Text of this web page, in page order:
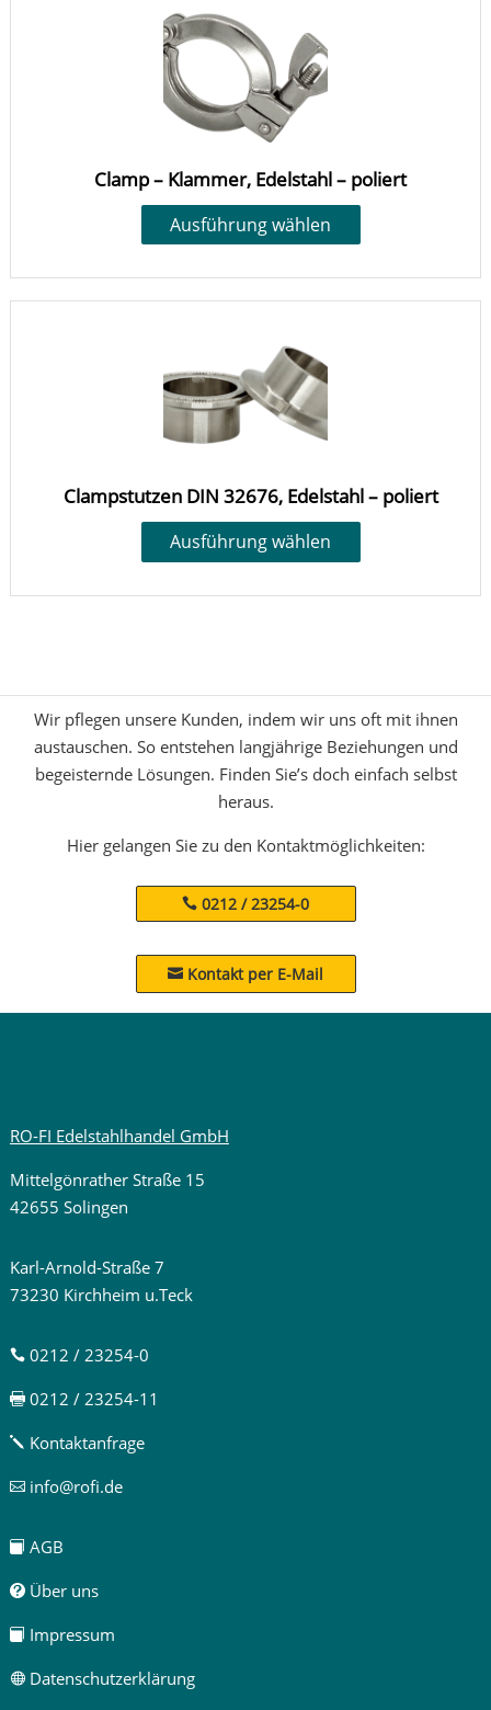
Clamp – Klammer, Edelstahl – poliert
Ausführung wählen
Clampstutzen DIN 32676, Edelstahl – poliert
Ausführung wählen
Wir pflegen unsere Kunden, indem wir uns oft mit ihnen
austauschen. So entstehen langjährige Beziehungen und
begeisternde Lösungen. Finden Sie’s doch einfach selbst
heraus.
Hier gelangen Sie zu den Kontaktmöglichkeiten:
0212 / 23254-0
 Kontakt per E-Mail
RO-FI Edelstahlhandel GmbH
Mittelgönrather Straße 15
42655 Solingen
Karl-Arnold-Straße 7
73230 Kirchheim u.Teck
0212 / 23254-0
0212 / 23254-11
j Kontaktanfrage
info@rofi.de
 AGB
Über uns
 Impressum
Datenschutzerklärung